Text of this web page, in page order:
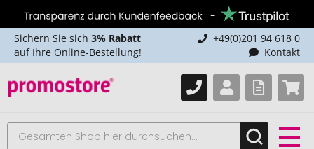
Sichern Sie sich 3% Rabatt
auf Ihre Online-Bestellung!
+49(0)201 94 618 0
Kontakt